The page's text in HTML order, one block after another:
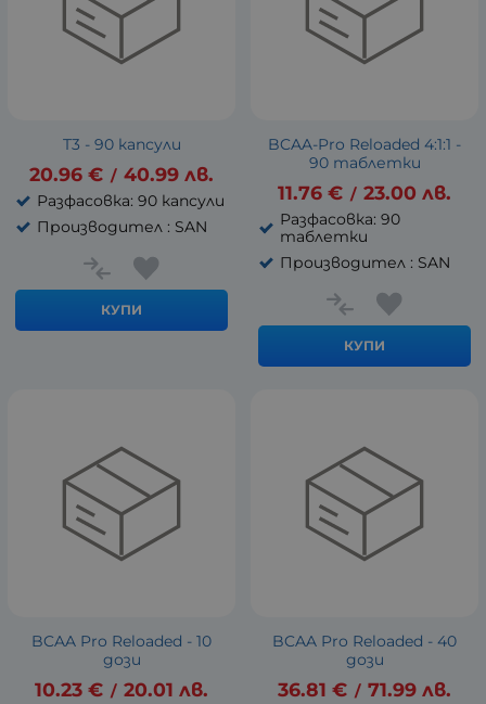
T3 - 90 капсули
20.96 € / 40.99 лв.
Разфасовка: 90 капсули
Производител : SAN
КУПИ
BCAA-Pro Reloaded 4:1:1 -
90 таблетки
11.76 € / 23.00 лв.
Разфасовка: 90
таблетки
Производител : SAN
КУПИ
BCAA Pro Reloaded - 10
дози
10.23 € / 20.01 лв.
BCAA Pro Reloaded - 40
дози
36.81 € / 71.99 лв.